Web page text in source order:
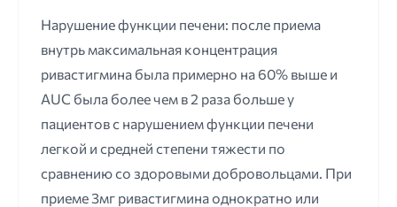
Нарушение функции печени: после приема
внутрь максимальная концентрация
ривастигмина была примерно на 60% выше и
AUC была более чем в 2 раза больше у
пациентов с нарушением функции печени
легкой и средней степени тяжести по
сравнению со здоровыми добровольцами. При
приеме 3мг ривастигмина однократно или